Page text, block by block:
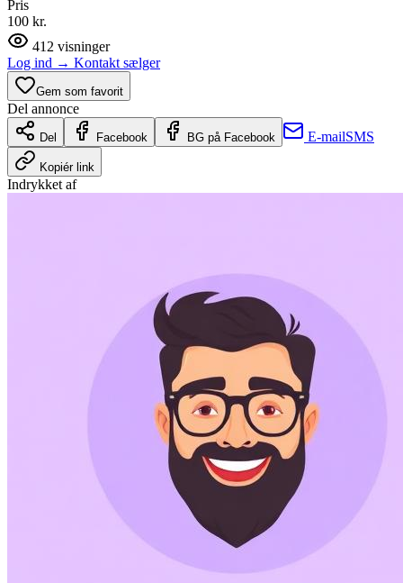
Pris
100 kr.
412 visninger
Log ind → Kontakt sælger
Gem som favorit
Del annonce
Del Facebook BG på Facebook E-mailSMS
Kopiér link
Indrykket af